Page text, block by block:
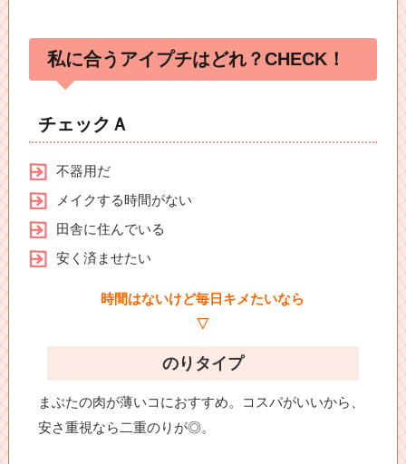
私に合うアイプチはどれ？CHECK！
チェックＡ
不器用だ
メイクする時間がない
田舎に住んでいる
安く済ませたい
時間はないけど毎日キメたいなら
▽
のりタイプ
まぶたの肉が薄いコにおすすめ。コスパがいいから、
安さ重視なら二重のりが◎。